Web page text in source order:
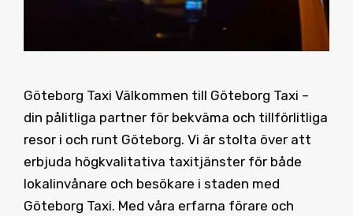
Göteborg Taxi Välkommen till Göteborg Taxi –
din pålitliga partner för bekväma och tillförlitliga
resor i och runt Göteborg. Vi är stolta över att
erbjuda högkvalitativa taxitjänster för både
lokalinvånare och besökare i staden med
Göteborg Taxi. Med våra erfarna förare och